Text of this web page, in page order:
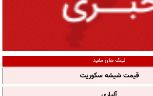
لینک های مفید
قیمت شیشه سکوریت